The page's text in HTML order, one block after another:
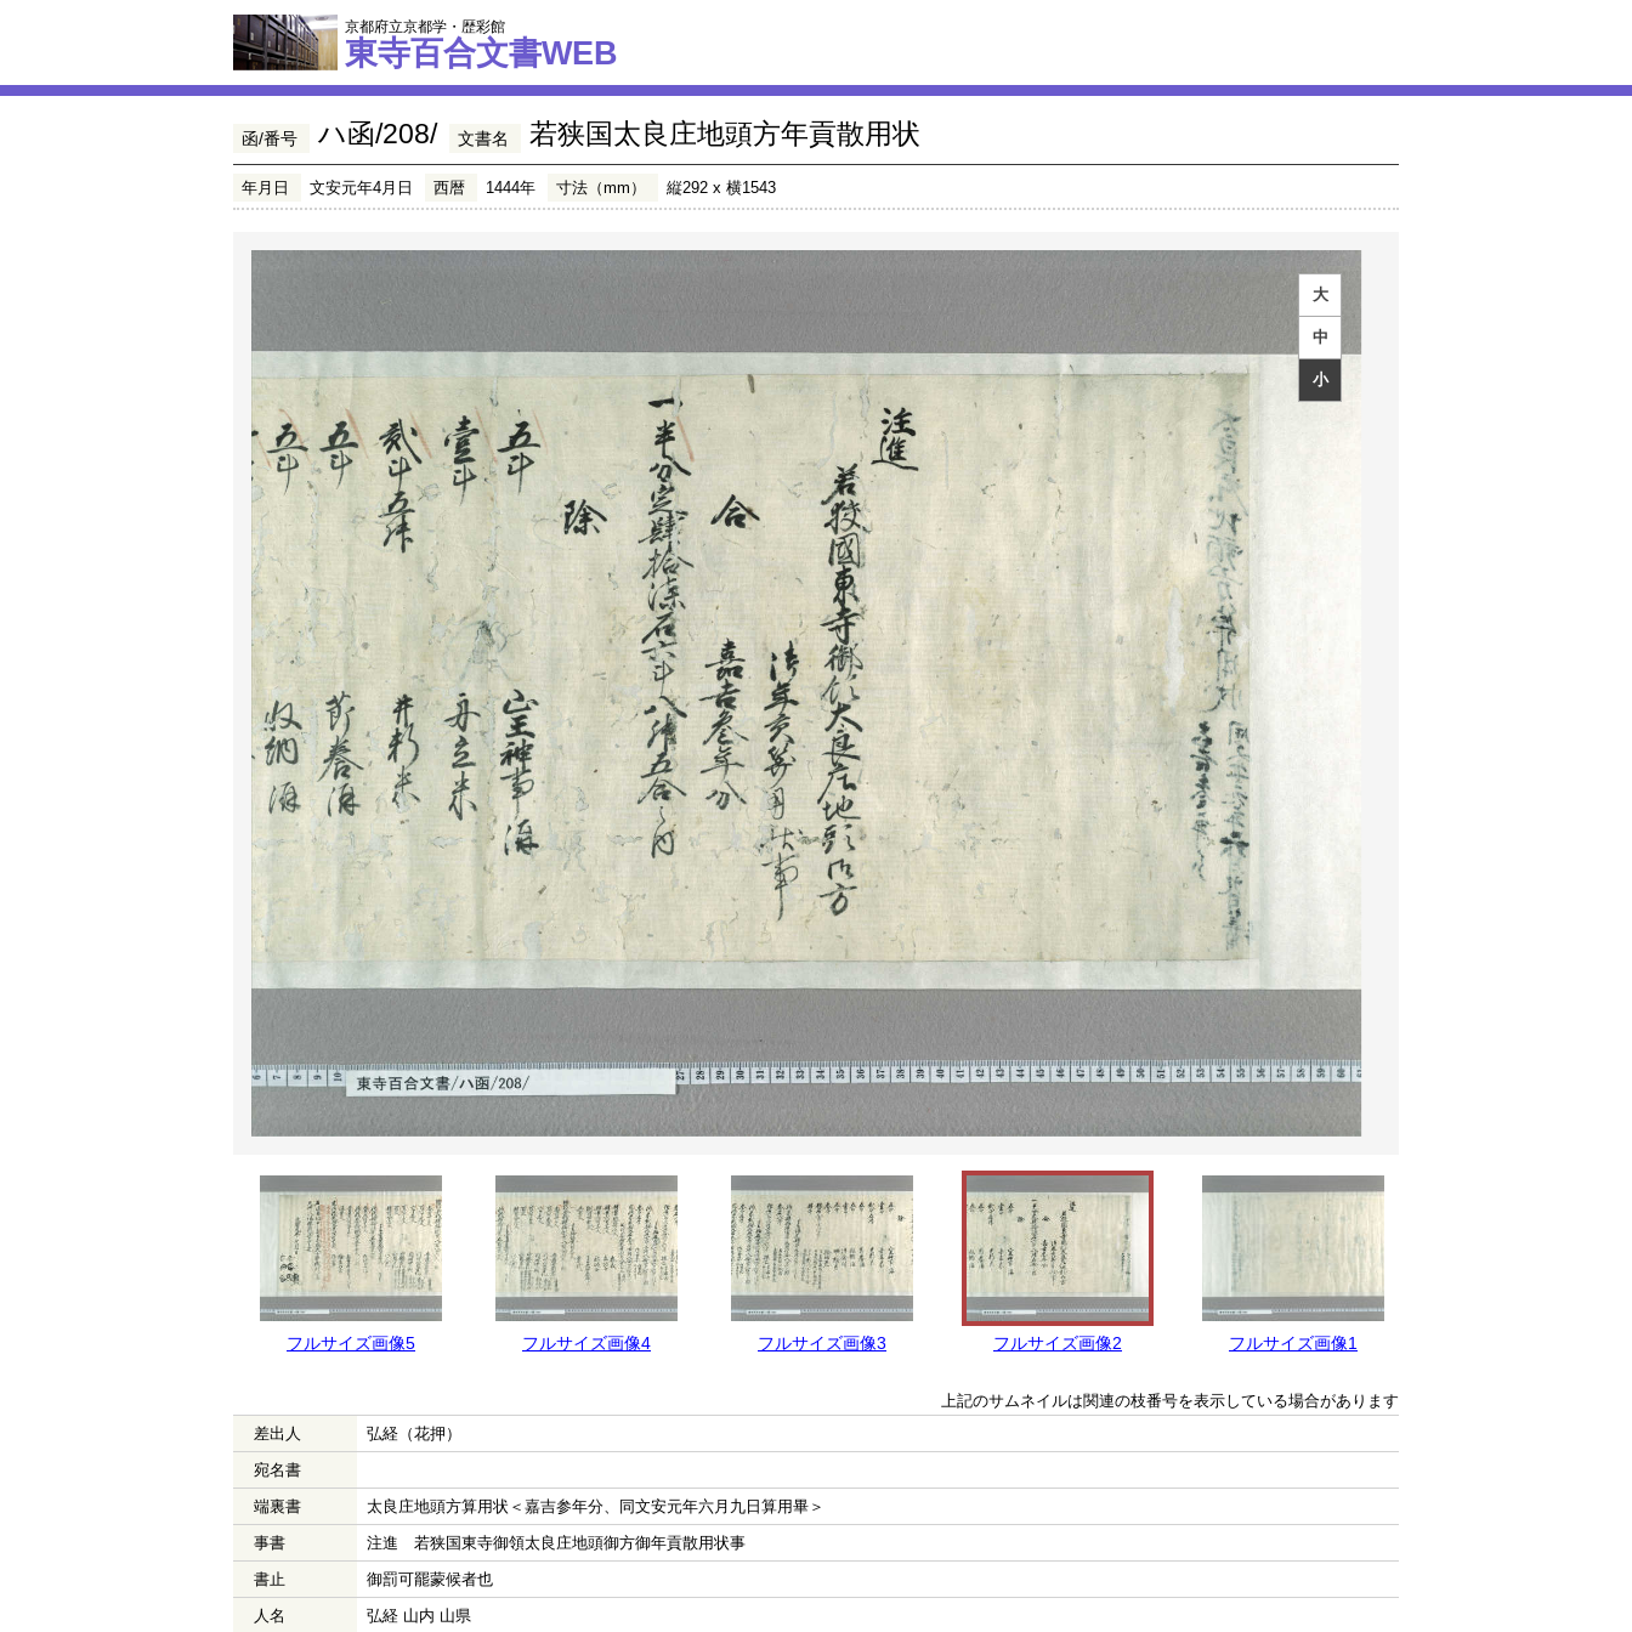
京都府立京都学・歴彩館
東寺百合文書WEB
函/番号 ハ函/208/ 文書名 若狭国太良庄地頭方年貢散用状
年月日 文安元年4月日 西暦 1444年 寸法（mm） 縦292 x 横1543
大
中
小
フルサイズ画像5 フルサイズ画像4 フルサイズ画像3 フルサイズ画像2 フルサイズ画像1
上記のサムネイルは関連の枝番号を表示している場合があります
差出人
弘経（花押）
宛名書
端裏書
太良庄地頭方算用状＜嘉吉参年分、同文安元年六月九日算用畢＞
事書
注進 若狭国東寺御領太良庄地頭御方御年貢散用状事
書止
御罰可罷蒙候者也
人名
弘経 山内 山県